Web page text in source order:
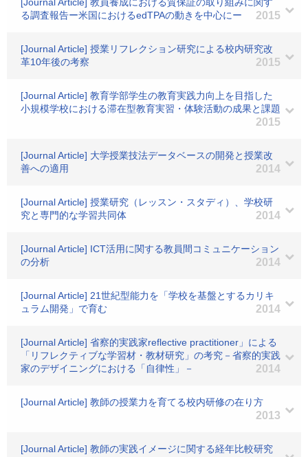
る調査報告ー米国におけるedTPAの動きを中心にー
2015
[Journal Article] 授業リフレクション研究による校内研究改
革10年後の考察
2015
[Journal Article] 教育学部学生の教育実践力向上を目指した
小規模学校における滞在型教育実習・体験活動の成果と課題
2015
[Journal Article] 大学授業技法データベースの開発と授業改
善への適用
2014
[Journal Article] 授業研究（レッスン・スタディ）、学校研
究と専門的な学習共同体
2014
[Journal Article] ICT活用に関する教員間コミュニケーション
の分析
2014
[Journal Article] 21世紀型能力を「学校を基盤とするカリキ
ュラム開発」で育む
2014
[Journal Article] 省察的実践家reflective practitioner」による
「リフレクティブな学習材・教材研究」の考究－省察的実践
家のデザイニングにおける「自律性」－
2014
[Journal Article] 教師の授業力を育てる校内研修の在り方
2013
[Journal Article] 教師の実践イメージに関する経年比較研究